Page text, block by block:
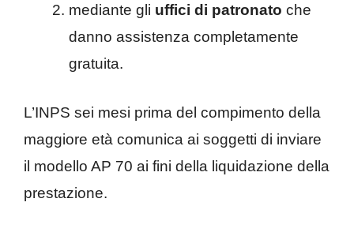
mediante gli uffici di patronato che
danno assistenza completamente
gratuita.
L’INPS sei mesi prima del compimento della
maggiore età comunica ai soggetti di inviare
il modello AP 70 ai fini della liquidazione della
prestazione.